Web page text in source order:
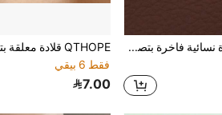
QTHOPE قلادة نسائية فاخرة بتصميم بسيط مرصعة بالراينستون على شكل طائر الفينيق بأجنحة مفرودة، سلسلة عظمة الترقوة بأجنحة ملاك مخصصة، هدية للأصدقاء، 1 قطعة
فقط 6 بيقي
7.00